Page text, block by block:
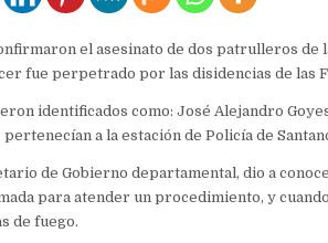
el asesinato de dos patrulleros de
fue perpetrado por las disidencias de las
identificados como: José Alejandro
a la estación de Policía de
de Gobierno departamental, dio a
para atender un procedimiento, y
de fuego.